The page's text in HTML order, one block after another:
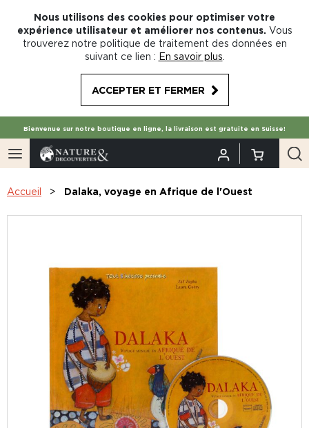
Nous utilisons des cookies pour optimiser votre
expérience utilisateur et améliorer nos contenus. Vous
trouverez notre politique de traitement des données en
suivant ce lien : En savoir plus
ACCEPTER ET FERMER
Bienvenue sur notre boutique en ligne, la livraison est gratuite en Suisse!
Accueil Dalaka, voyage en Afrique de l'Ouest